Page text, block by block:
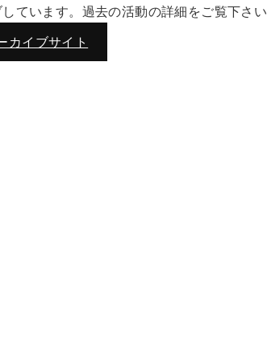
ています。過去の活動の詳細をご覧下さい
カイブサイト